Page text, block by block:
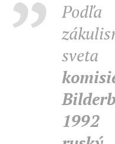
Podľa
1992